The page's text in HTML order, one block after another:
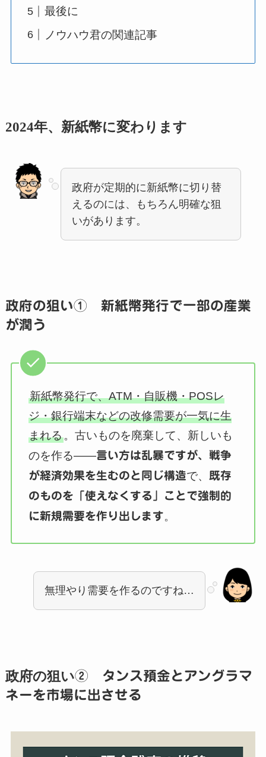
最後に
ノウハウ君の関連記事
2024年、新紙幣に変わります
政府が定期的に新紙幣に切り替
えるのには、もちろん明確な狙
いがあります。
政府の狙い① 新紙幣発行で一部の産業
が潤う
新紙幣発行で、ATM・自販機・POSレ
ジ・銀行端末などの改修需要が一気に生
まれる。古いものを廃棄して、新しいも
のを作る——言い方は乱暴ですが、戦争
が経済効果を生むのと同じ構造で、既存
のものを「使えなくする」ことで強制的
に新規需要を作り出します。
無理やり需要を作るのですね…
政府の狙い② タンス預金とアングラマ
ネーを市場に出させる